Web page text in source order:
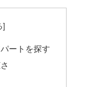
ートを探す